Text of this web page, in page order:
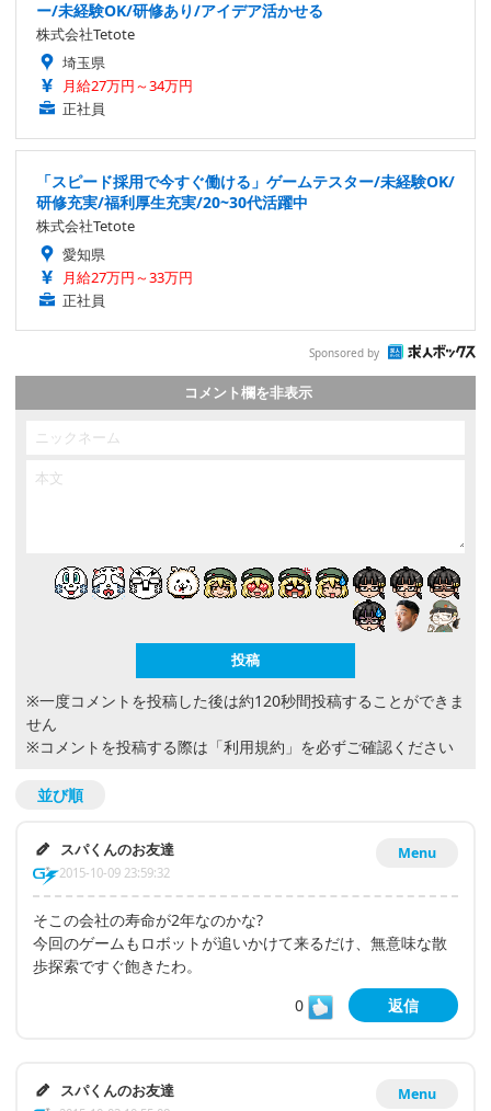
ー/未経験OK/研修あり/アイデア活かせる
株式会社Tetote
埼玉県
月給27万円～34万円
正社員
「スピード採用で今すぐ働ける」ゲームテスター/未経験OK/
研修充実/福利厚生充実/20~30代活躍中
株式会社Tetote
愛知県
月給27万円～33万円
正社員
Sponsored by
コメント欄を非表示
※一度コメントを投稿した後は約120秒間投稿することができま
せん
※コメントを投稿する際は 「利用規約」 を必ずご確認ください
並び順
Menu
スパくんのお友達
2015-10-09 23:59:32
そこの会社の寿命が2年なのかな?
今回のゲームもロボットが追いかけて来るだけ、無意味な散
歩探索ですぐ飽きたわ。
0
返信
Menu
スパくんのお友達